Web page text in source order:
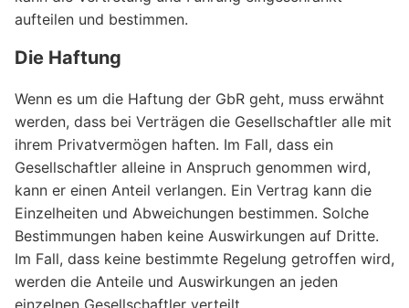
aufteilen und bestimmen.
Die Haftung
Wenn es um die Haftung der GbR geht, muss erwähnt
werden, dass bei Verträgen die Gesellschaftler alle mit
ihrem Privatvermögen haften. Im Fall, dass ein
Gesellschaftler alleine in Anspruch genommen wird,
kann er einen Anteil verlangen. Ein Vertrag kann die
Einzelheiten und Abweichungen bestimmen. Solche
Bestimmungen haben keine Auswirkungen auf Dritte.
Im Fall, dass keine bestimmte Regelung getroffen wird,
werden die Anteile und Auswirkungen an jeden
einzelnen Gesellschaftler verteilt.